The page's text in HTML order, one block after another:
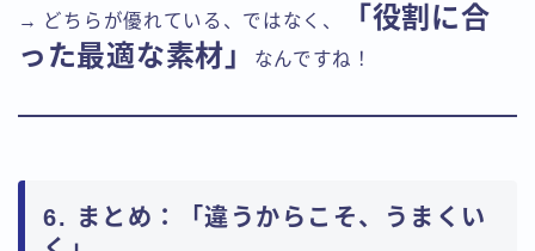
→ どちらが優れている、ではなく、
「役割に合
った最適な素材」
なんですね！
6. まとめ：「違うからこそ、うまくい